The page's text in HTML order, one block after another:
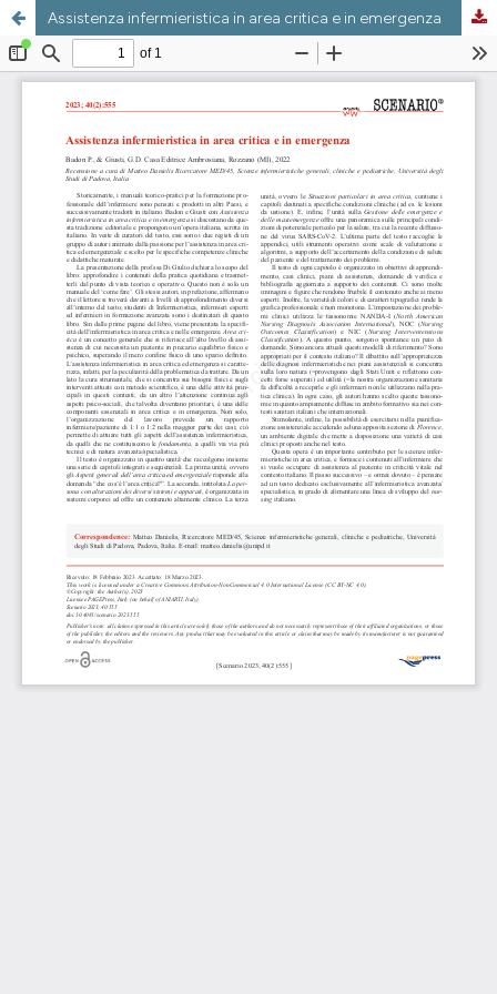
Assistenza infermieristica in area critica e in emergenza